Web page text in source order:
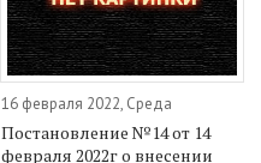
16 февраля 2022, Среда
Постановление №14 от 14
февраля 2022г о внесении